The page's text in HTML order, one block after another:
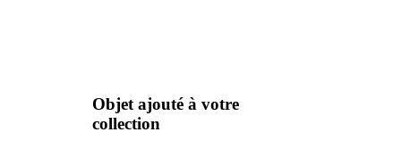
Objet ajouté à votre
collection